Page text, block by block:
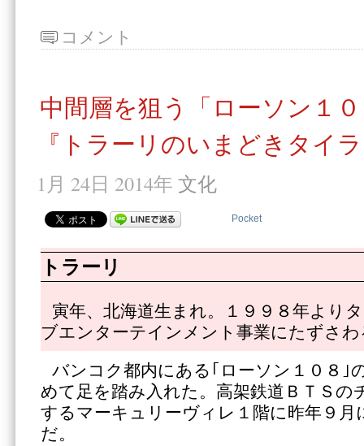
コメント
中間層を狙う「ローソン１
『トラーリのいまどきタイ
1月 24日 2014年 文化
Pocket
トラーリ
寅年、北海道生まれ。１９９８年より
ブエンターテインメント事業にたずさわ
バンコク都内にある｢ローソン１０８｣
めて足を踏み入れた。高架鉄道ＢＴＳの
するマーキュリーヴィレ１階に昨年９月
だ。